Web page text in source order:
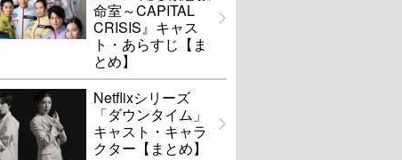
命室～CAPITAL
CRISIS』キャス
ト・あらすじ【ま
とめ】
Netflixシリーズ
「ダウンタイム」
キャスト・キャラ
クター【まとめ】